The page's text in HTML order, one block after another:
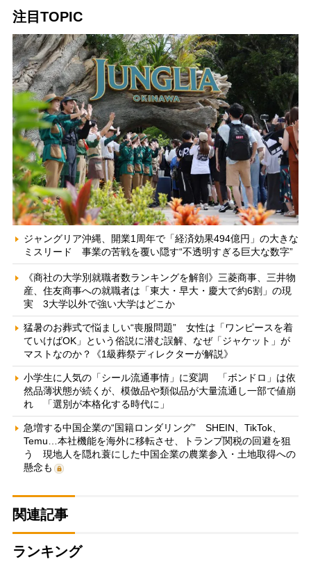
注目TOPIC
ジャングリア沖縄、開業1周年で「経済効果494億円」の大きな
ミスリード 事業の苦戦を覆い隠す“不透明すぎる巨大な数字”
《商社の大学別就職者数ランキングを解剖》三菱商事、三井物
産、住友商事への就職者は「東大・早大・慶大で約6割」の現
実 3大学以外で強い大学はどこか
猛暑のお葬式で悩ましい“喪服問題” 女性は「ワンピースを着
ていけばOK」という俗説に潜む誤解、なぜ「ジャケット」が
マストなのか？《1級葬祭ディレクターが解説》
小学生に人気の「シール流通事情」に変調 「ボンドロ」は依
然品薄状態が続くが、模倣品や類似品が大量流通し一部で値崩
れ 「選別が本格化する時代に」
急増する中国企業の“国籍ロンダリング” SHEIN、TikTok、
Temu…本社機能を海外に移転させ、トランプ関税の回避を狙
う 現地人を隠れ蓑にした中国企業の農業参入・土地取得への
懸念も
関連記事
ランキング